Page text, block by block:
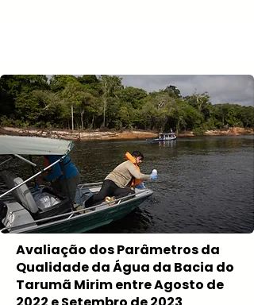
Avaliação dos Parâmetros da
Qualidade da Água da Bacia do
Tarumã Mirim entre Agosto de